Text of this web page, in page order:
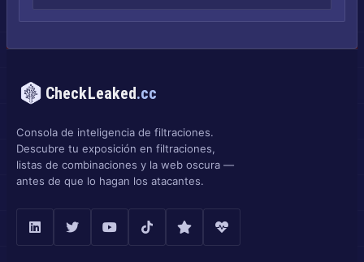
CheckLeaked.cc
Consola de inteligencia de filtraciones.
Descubre tu exposición en filtraciones,
listas de combinaciones y la web oscura —
antes de que lo hagan los atacantes.